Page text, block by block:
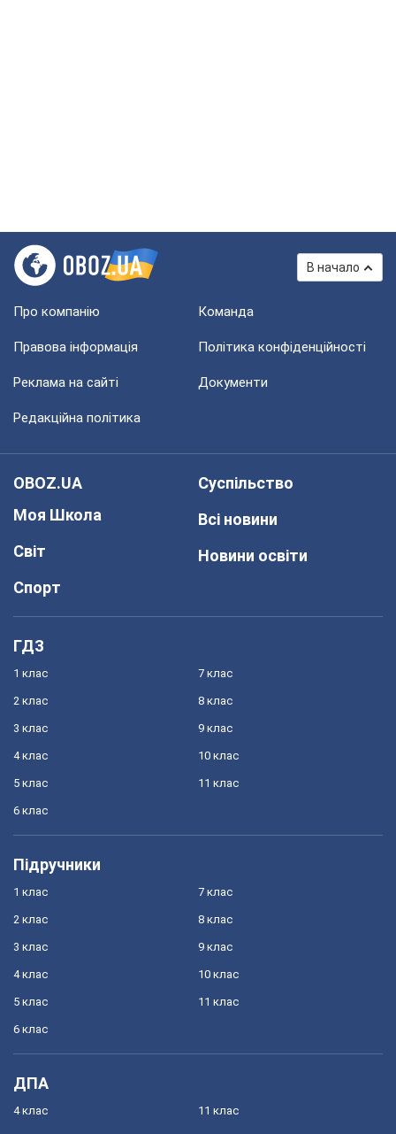
В начало
Про компанію Команда
Правова інформація Політика конфіденційності
Реклама на сайті Документи
Редакційна політика
OBOZ.UA
Моя Школа
Світ
Спорт
Суспільство
Всі новини
Новини освіти
ГДЗ
1 клас
2 клас
3 клас
4 клас
5 клас
6 клас
7 клас
8 клас
9 клас
10 клас
11 клас
Підручники
1 клас
2 клас
3 клас
4 клас
5 клас
6 клас
7 клас
8 клас
9 клас
10 клас
11 клас
ДПА
4 клас 11 клас